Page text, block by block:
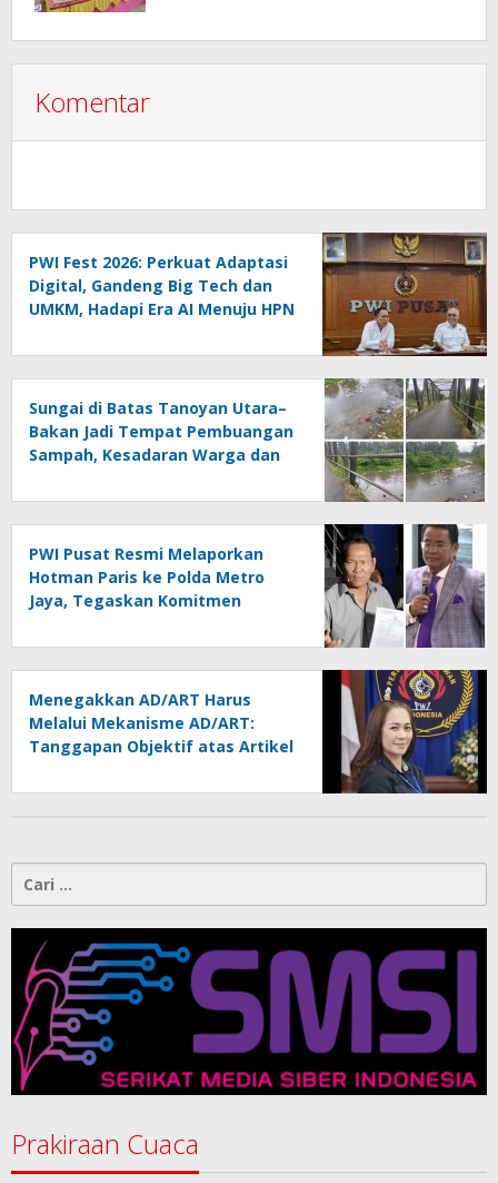
Komentar
PWI Fest 2026: Perkuat Adaptasi
Digital, Gandeng Big Tech dan
UMKM, Hadapi Era AI Menuju HPN
Sungai di Batas Tanoyan Utara–
Bakan Jadi Tempat Pembuangan
Sampah, Kesadaran Warga dan
Dipertanyakan
PWI Pusat Resmi Melaporkan
Hotman Paris ke Polda Metro
Jaya, Tegaskan Komitmen
Menegakkan AD/ART Harus
Melalui Mekanisme AD/ART:
Tanggapan Objektif atas Artikel
Konspirasi Melanggar Aturan”
Cari
Prakiraan Cuaca